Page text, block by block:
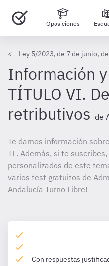
Oposiciones
Ley 5/2023, de 7 de junio,
Información
TÍTULO VI.
retributivos de
Te damos información
TL. Además, si te
personalizados de este
varios test gratuitos de
Andalucía Turno Libre!
Con respuestas